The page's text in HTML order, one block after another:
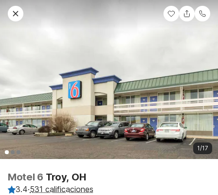
1/17
Motel 6 Troy, OH
3.4·531 calificaciones